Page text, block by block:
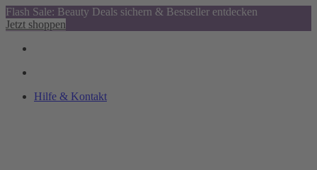
Flash Sale: Beauty Deals sichern & Bestseller entdecken
Jetzt shoppen
Hilfe & Kontakt